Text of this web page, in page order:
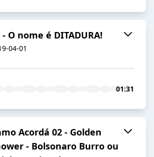
- O nome é DITADURA!
04-01
01:31
Acordá 02 - Golden
- Bolsonaro Burro ou